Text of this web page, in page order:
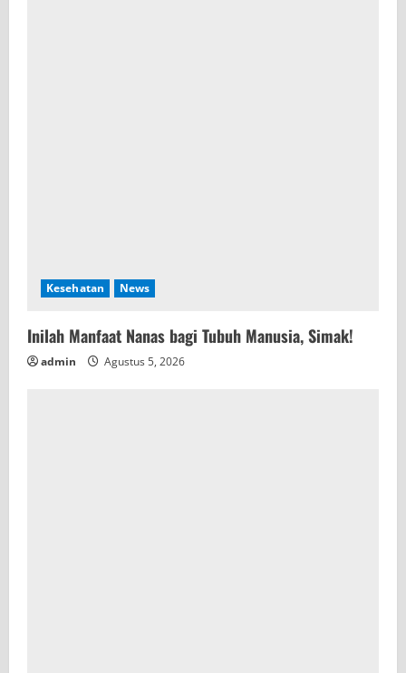
Kesehatan News
Inilah Manfaat Nanas bagi Tubuh Manusia, Simak!
admin Agustus 5, 2026